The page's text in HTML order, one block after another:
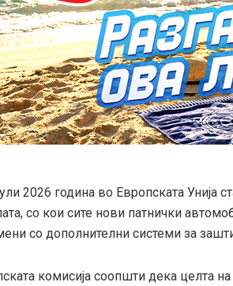
2026 година во Европската Унија
со кои сите нови патнички
со дополнителни системи за
комисија соопшти дека целта